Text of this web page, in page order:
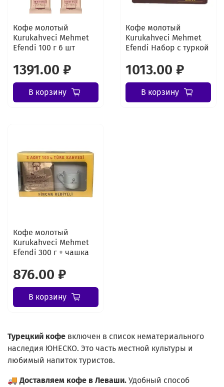
Кофе молотый
Kurukahveci Mehmet
Efendi 100 г 6 шт
1391.00 ₽
В корзину
Кофе молотый
Kurukahveci Mehmet
Efendi Набор с туркой
1013.00 ₽
В корзину
Кофе молотый
Kurukahveci Mehmet
Efendi 300 г + чашка
876.00 ₽
В корзину
Турецкий кофе включен в список нематериального
наследия ЮНЕСКО. Это часть местной культуры и
любимый напиток туристов.
🚚Доставляем кофе в Леваши. Удобный способ